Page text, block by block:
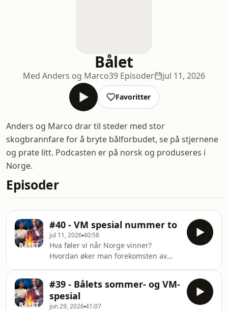
Bålet
Med Anders og Marco39 Episoder jul 11, 2026
Favoritter
Anders og Marco drar til steder med stor
skogbrannfare for å bryte bålforbudet, se på stjernene
og prate litt. Podcasten er på norsk og produseres i
Norge.
Episoder
#40 - VM spesial nummer to
jul 11, 202640:58
Hva føler vi når Norge vinner?
Hvordan øker man forekomsten av
Acast. See acast.com/privacy for more
information.
#39 - Bålets sommer- og VM-
spesial
jun 29, 202641:07